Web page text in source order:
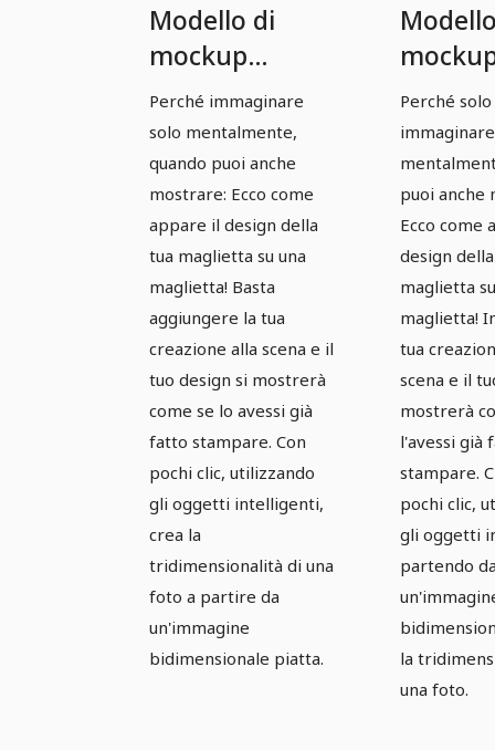
Modello di
mockup
Photoshop per
abbigliamento:
T-shirt, donna
- Versione 2
Perché immaginare
solo mentalmente,
quando puoi anche
mostrare: Ecco come
appare il design della
tua maglietta su una
maglietta! Basta
aggiungere la tua
creazione alla scena e il
tuo design si mostrerà
come se lo avessi già
fatto stampare. Con
pochi clic, utilizzando
gli oggetti intelligenti,
crea la
tridimensionalità di una
foto a partire da
un'immagine
bidimensionale piatta.
T-
-
Perché solo
immaginare
puoi anche
Ecco come
design
maglietta
maglietta!
tua
scena e il
mostrerà
l'avessi già
stampare.
pochi clic,
gli oggetti
partendo
la
una foto.